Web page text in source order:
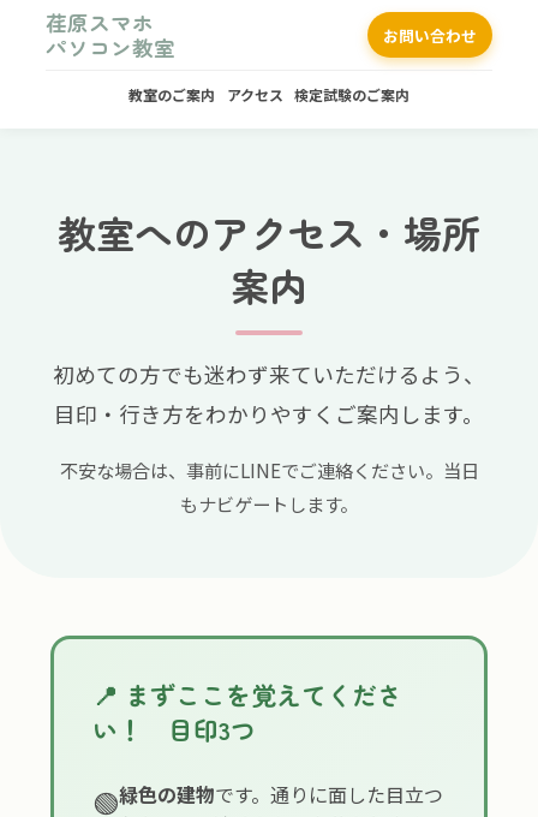
荏原スマホ
パソコン教室
教室のご案内 アクセス 検定試験のご案内
お問い合わせ
教室へのアクセス・場所
案内
初めての方でも迷わず来ていただけるよう、
目印・行き方をわかりやすくご案内します。
不安な場合は、事前にLINEでご連絡ください。当日
もナビゲートします。
📍 まずここを覚えてくださ
い！ 目印3つ
🟢緑色の建物です。通りに面した目立つ